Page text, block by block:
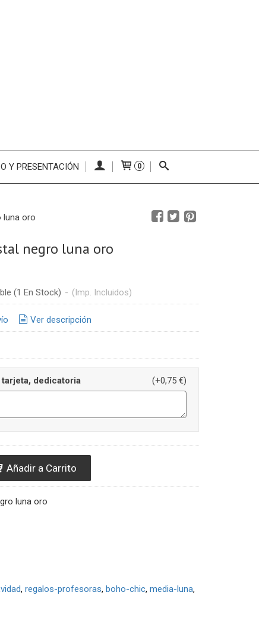
Y PRESENTACIÓN 0
luna oro
negro luna oro
(1 En Stock) - (Imp. Incluidos)
Ver descripción
tarjeta, dedicatoria (+0,75 €)
Añadir a Carrito
luna oro
regalos-profesoras boho-chic media-luna